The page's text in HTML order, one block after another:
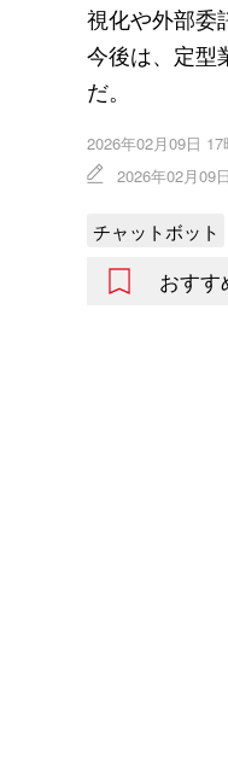
視化や外部委
今後は、定型
だ。
2026年02月09日
2026年02月09
チャットボット
おすす